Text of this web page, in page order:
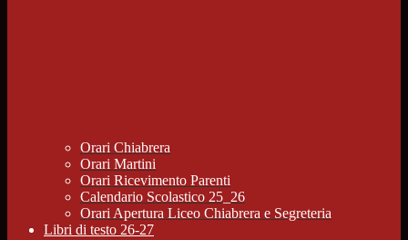
Orari Chiabrera
Orari Martini
Orari Ricevimento Parenti
Calendario Scolastico 25_26
Orari Apertura Liceo Chiabrera e Segreteria
Libri di testo 26-27